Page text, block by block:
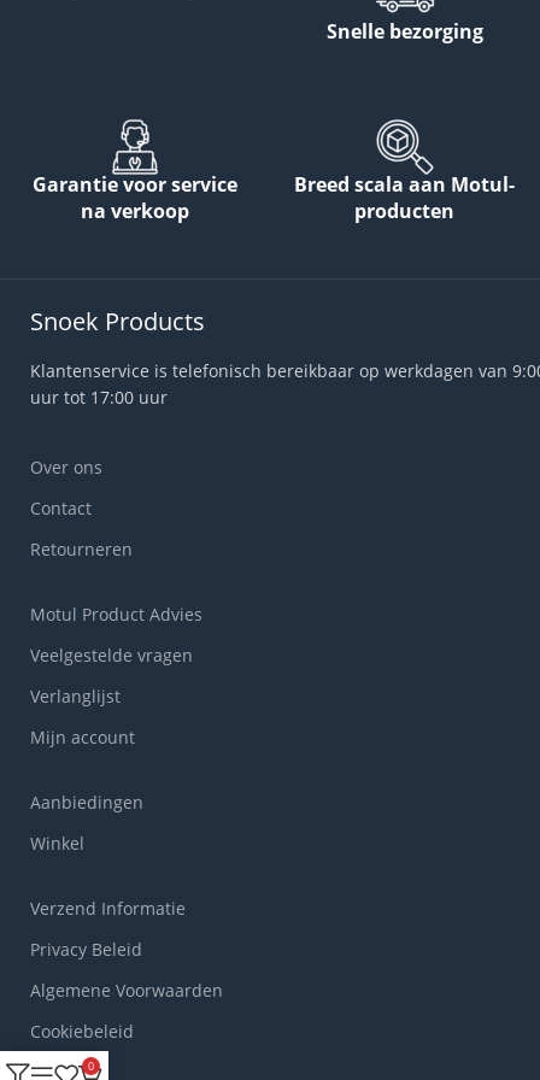
Snelle bezorging
Garantie voor service
na verkoop
Breed scala aan Motul-
producten
Snoek Products
Klantenservice is telefonisch bereikbaar op werkdagen van
uur tot 17:00 uur
Over ons
Contact
Retourneren
Motul Product Advies
Veelgestelde vragen
Verlanglijst
Mijn account
Aanbiedingen
Winkel
Verzend Informatie
Privacy Beleid
Algemene Voorwaarden
Cookiebeleid
0